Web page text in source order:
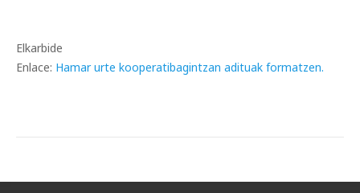
Elkarbide
Enlace: Hamar urte kooperatibagintzan adituak formatzen.